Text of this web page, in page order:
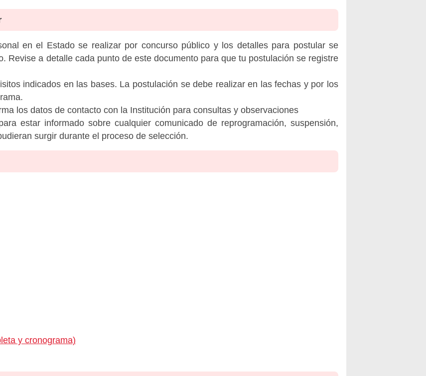
en el Estado se realizar por concurso público y los detalles para postular se
Revise a detalle cada punto de este documento para que tu postulación se registre
indicados en las bases. La postulación se debe realizar en las fechas y por los
los datos de contacto con la Institución para consultas y observaciones
estar informado sobre cualquier comunicado de reprogramación, suspensión,
surgir durante el proceso de selección.
y cronograma)